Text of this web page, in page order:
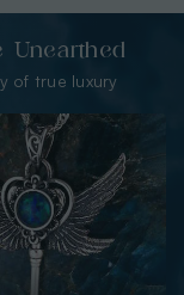
Unearthed
of true luxury